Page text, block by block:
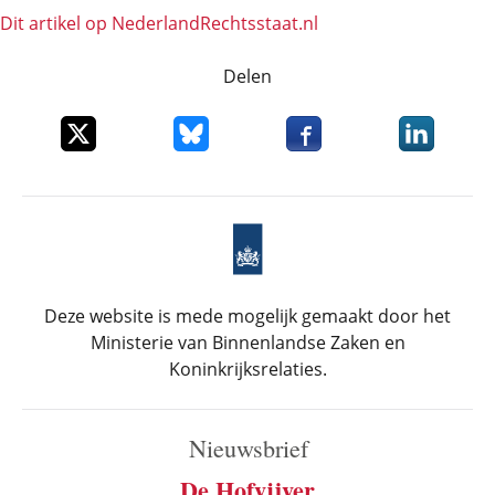
Dit artikel op NederlandRechts­staat.nl
Delen
Deel dit item op XDeel dit item op Bluesky
Deel dit item opDeel dit
Deze website is mede mogelijk gemaakt door het
Ministerie van Binnenlandse Zaken en
Koninkrijksrelaties.
Nieuwsbrief